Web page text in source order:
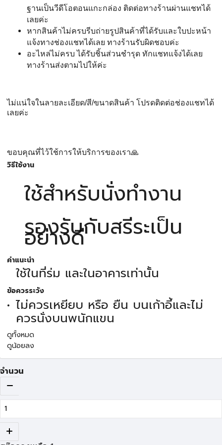
ฐานเป็นวีดีโอตอนแกะกล่อง ติดต่อทางร้านผ่านแชทได้
เลยค่ะ
หากสินค้าไม่ครบรีบถ่ายรูปสินค้าที่ได้รับและใบปะหน้า
แจ้งทางช่องแชทได้เลย ทางร้านรับผิดชอบค่ะ
อะไหล่ไม่ครบ ได้รับชิ้นส่วนชำรุด ทักแชทแจ้งได้เลย
ทางร้านส่งตามไปให้ค่ะ
ไม่แน่ใจในลายละเอียด/สี/ขนาดสินค้า โปรดติดต่อช่องแชทได้
เลยค่ะ
ขอบคุณที่ไว้ใช้การให้บริการของเรา🙏
วิธีใช้งาน
ใช้สำหรับนั่งทำงาน
รองรับกับสรีระเป็น
อย่างดี
คำแนะนำ
ใช้ในที่ร่ม และในอาคารเท่านั้น
ข้อควรระวัง
ไม่ควรเหยียบ หรือ ยืน บนเก้าอี้และไม่
ควรนั่งบนพนักแขน
ดูทั้งหมด
ดูน้อยลง
จำนวน